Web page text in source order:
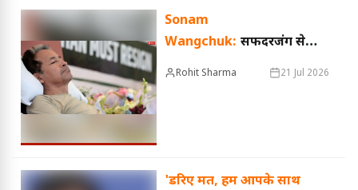
Sonam
Wangchuk: सफदरजंग से
मेदांता अस्पताल में शिफ्ट हुए
Rohit Sharma 21 Jul 2026
'डरिए मत, हम आपके साथ